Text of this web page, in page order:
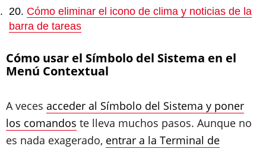
Cómo eliminar el icono de clima y noticias de la
barra de tareas
Cómo usar el Símbolo del Sistema en el
Menú Contextual
A veces acceder al Símbolo del Sistema y poner
los comandos te lleva muchos pasos. Aunque no
es nada exagerado, entrar a la Terminal de